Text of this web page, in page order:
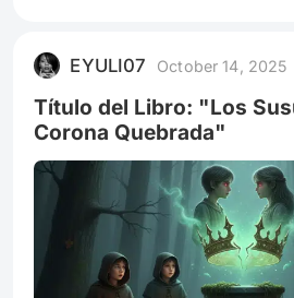
y sus ojos, dos esmeraldas
una pasión inquebrantable.
era tan volátil como l
EYULI07 October 14, 2025
Título del Libro: "Los
Corona Quebrada"